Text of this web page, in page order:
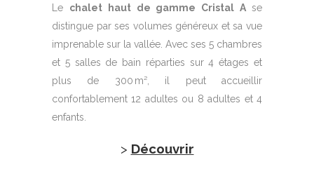
Le chalet haut de gamme Cristal Ase
distingue par ses volumes généreux et sa vue
imprenable sur la vallée. Avec ses 5 chambres
et 5 salles de bain réparties sur 4 étages et
plus de 300 m², il peut accueillir
confortablement 12 adultes ou 8 adultes et 4
enfants.
> Découvrir